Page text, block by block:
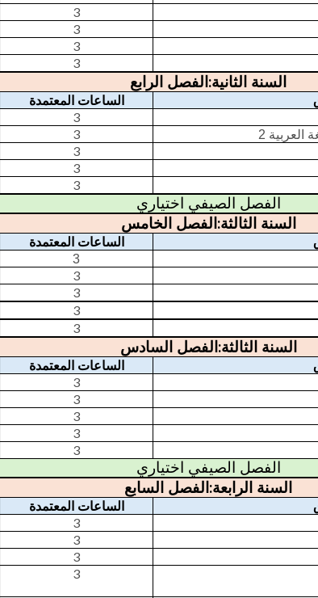
3
3
3
3
السنة الثانية: الفصل الرابع
الساعات المعتمدة
3
العربية 2 3
3
3
3
الفصل الصيفي اختياري
السنة الثالثة: الفصل الخامس
الساعات المعتمدة
3
3
3
3
3
السنة الثالثة: الفصل السادس
الساعات المعتمدة
3
3
3
3
3
الفصل الصيفي اختياري
السنة الرابعة: الفصل السابع
الساعات المعتمدة
3
3
3
3